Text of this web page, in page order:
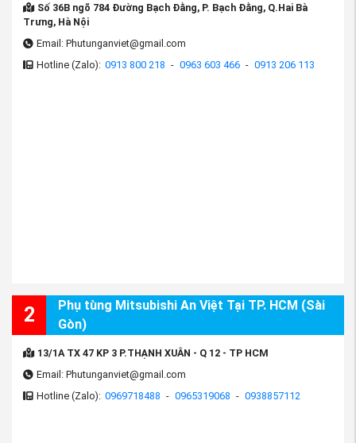
Số 36B ngõ 784 Đường Bạch Đằng, P. Bạch Đằng, Q.Hai Bà
Trưng, Hà Nội
Email: Phutunganviet@gmail.com
Hotline (Zalo): 0913 800 218 - 0963 603 466 - 0913 206 113
2
Phụ tùng Mitsubishi An Việt Tại TP. HCM (Sài
Gòn)
13/1A TX 47 KP 3 P.THẠNH XUÂN - Q 12 - TP HCM
Email: Phutunganviet@gmail.com
Hotline (Zalo): 0969718488 - 0965319068 - 0938857112